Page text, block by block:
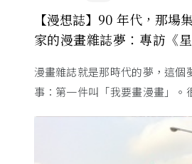
【漫想誌】90 年代，那場
家的漫畫雜誌夢：專訪《
漫畫雜誌就是那時代的夢，這個
事：第一件叫「我要畫漫畫」。